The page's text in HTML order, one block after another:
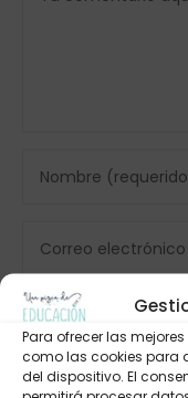
Para ofrecer las
como las cookies para
del dispositivo. El